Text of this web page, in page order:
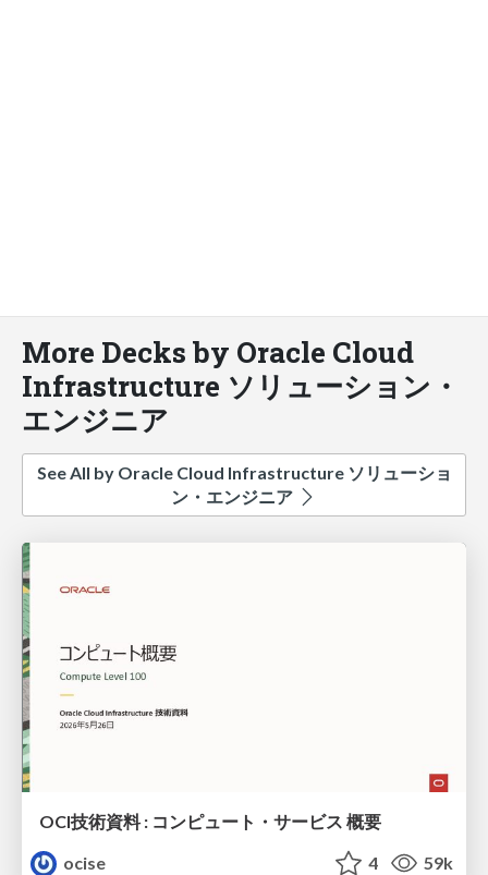
More Decks by Oracle Cloud
Infrastructure ソリューション・
エンジニア
See All by Oracle Cloud Infrastructure ソリューショ
ン・エンジニア
OCI技術資料 : コンピュート・サービス 概要
ocise
4 59k